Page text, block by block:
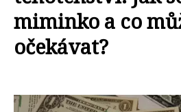
miminko a co
očekávat?